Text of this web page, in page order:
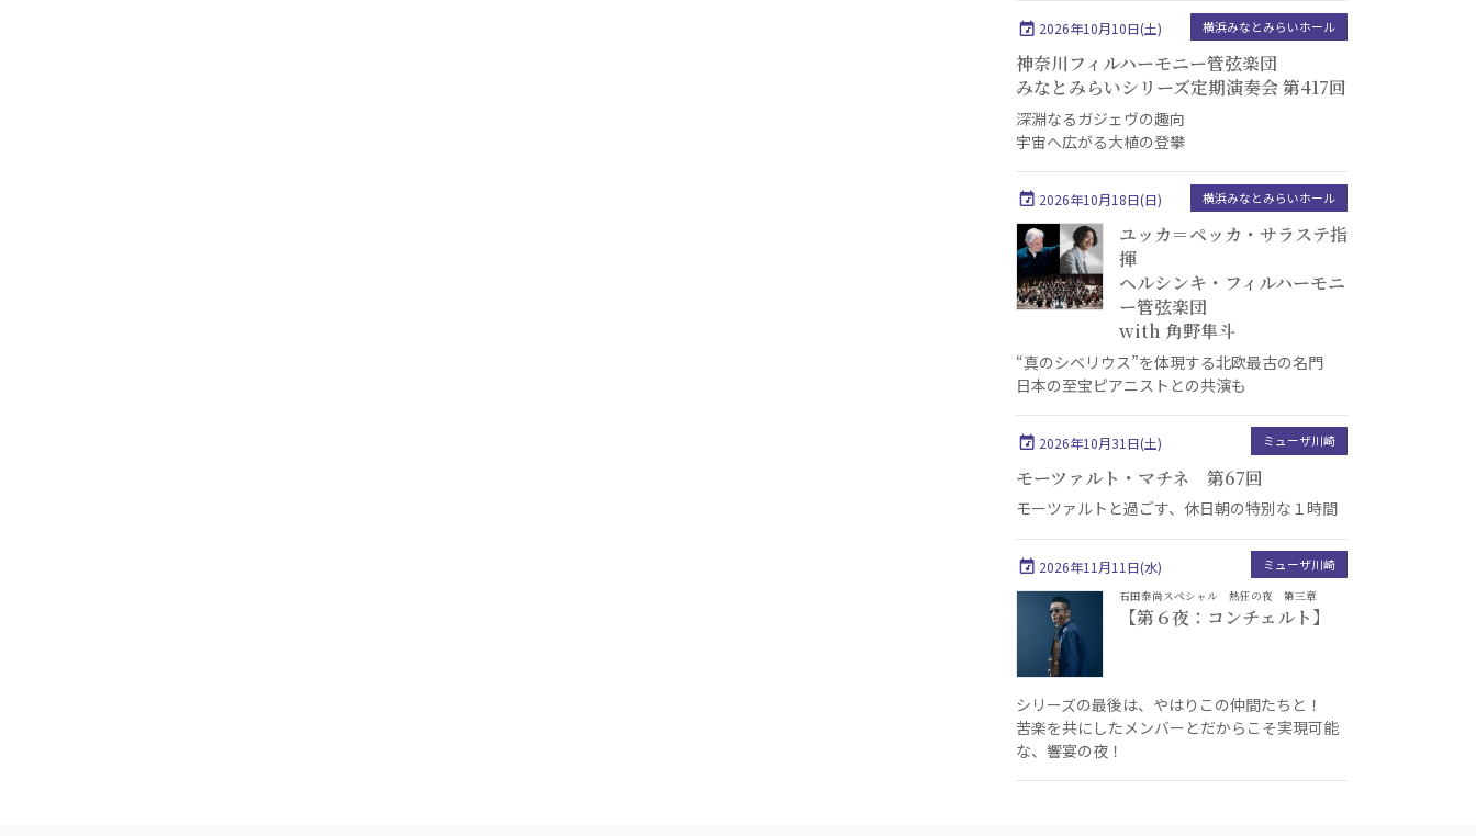
2026年10月10日(土) 横浜みなとみらいホール
神奈川フィルハーモニー管弦楽団
みなとみらいシリーズ定期演奏会 第417回
深淵なるガジェヴの趣向
宇宙へ広がる大植の登攀
2026年10月18日(日) 横浜みなとみらいホール
ユッカ＝ペッカ・サラステ指
揮
ヘルシンキ・フィルハーモニ
ー管弦楽団
with 角野隼斗
“真のシベリウス”を体現する北欧最古の名門
日本の至宝ピアニストとの共演も
2026年10月31日(土) ミューザ川崎
モーツァルト・マチネ 第67回
モーツァルトと過ごす、休日朝の特別な１時間
2026年11月11日(水) ミューザ川崎
石田泰尚スペシャル 熱狂の夜 第三章
【第６夜：コンチェルト】
シリーズの最後は、やはりこの仲間たちと！
苦楽を共にしたメンバーとだからこそ実現可能
な、響宴の夜！